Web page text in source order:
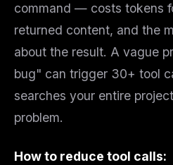
command — costs tokens
returned content, and the
about the result. A vague
bug" can trigger 30+ tool
searches your entire
problem.
How to reduce tool calls: